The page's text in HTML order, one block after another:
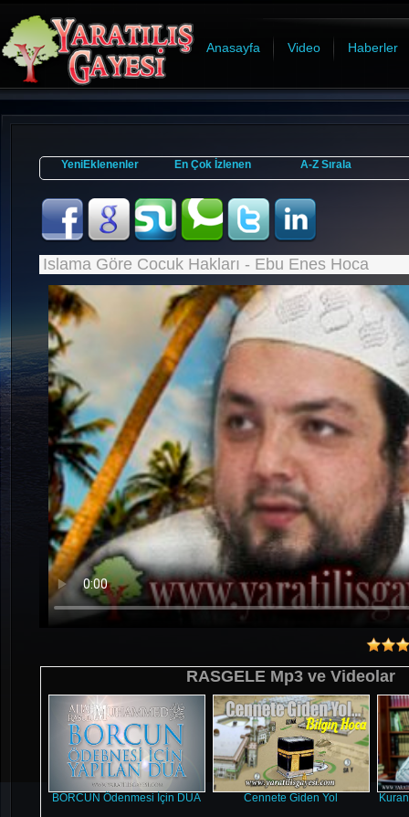
Anasayfa Video Haberler
YeniEklenenler En Çok İzlenen A-Z Sırala
Islama Göre Cocuk Hakları - Ebu Enes Hoca
RASGELE Mp3 ve Videolar
BORCUN Ödenmesi İçin DUA Cennete Giden Yol